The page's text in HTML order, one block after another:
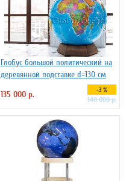
Глобус большой политический на
деревянной подставке d=130 см
135 000 р.
-3 %
140 000 р.